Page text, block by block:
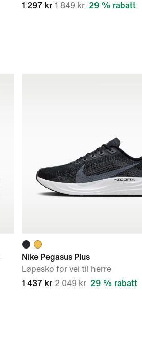
1 297 kr 1 849 kr 29 % rabatt
Nike Pegasus Plus
Løpesko for vei til herre
1 437 kr 2 049 kr 29 % rabatt